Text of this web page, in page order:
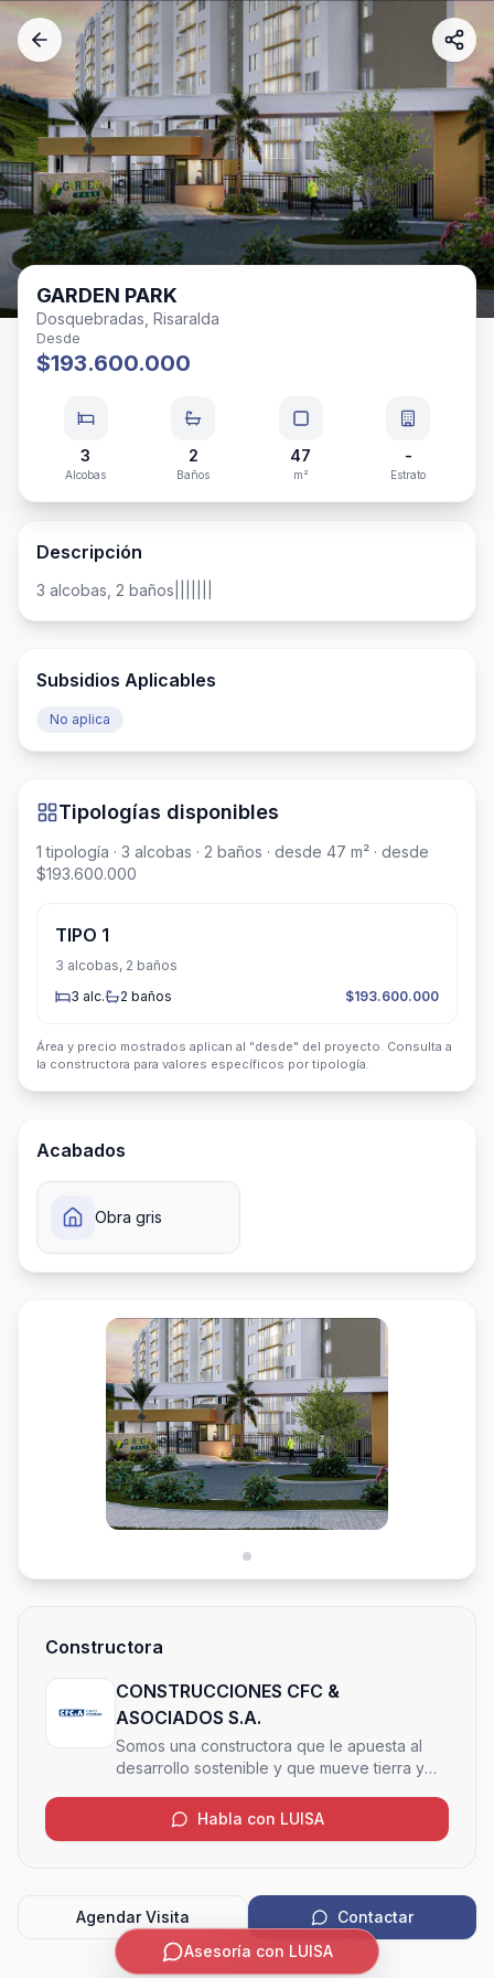
GARDEN PARK
Dosquebradas, Risaralda
Desde
$193.600.000
3
Alcobas
2
Baños
47
m²
-
Estrato
Descripción
3 alcobas, 2 baños|||||||
Subsidios Aplicables
No aplica
Tipologías disponibles
1 tipología · 3 alcobas · 2 baños · desde 47 m² · desde
$193.600.000
TIPO 1
3 alcobas, 2 baños
3 alc. 2 baños $193.600.000
Área y precio mostrados aplican al "desde" del proyecto. Consulta a
la constructora para valores específicos por tipología.
Acabados
Obra gris
Constructora
CONSTRUCCIONES CFC &
ASOCIADOS S.A.
Somos una constructora que le apuesta al
desarrollo sostenible y que mueve tierra y
forma amigable con el medio ambiente
Habla con LUISA
Agendar Visita
Contactar
Asesoría con LUISA